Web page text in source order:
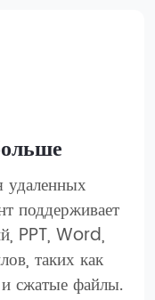
удаленных
поддерживает
PPT, Word,
таких как
сжатые файлы.